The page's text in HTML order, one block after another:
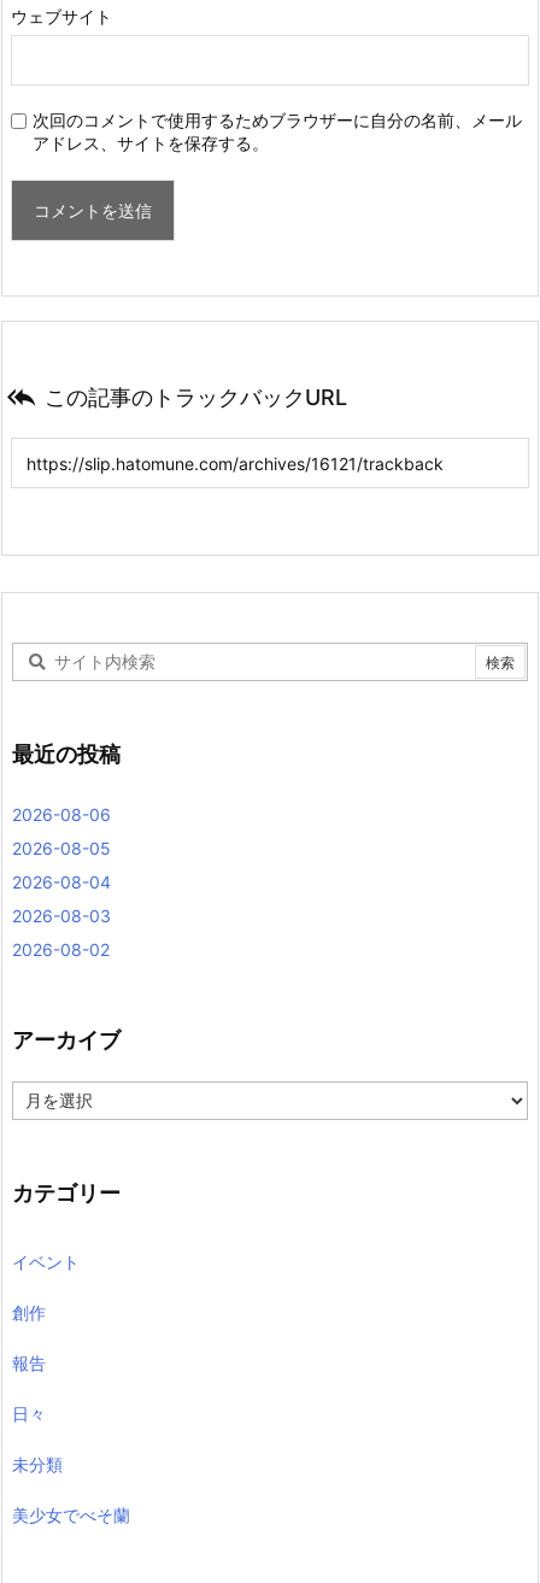
ウェブサイト
次回のコメントで使用するためブラウザーに自分の名前、メール
アドレス、サイトを保存する。
 この記事のトラックバックURL
最近の投稿
2026-08-06
2026-08-05
2026-08-04
2026-08-03
2026-08-02
アーカイブ
ー
ブ
カテゴリー
イベント
創作
報告
日々
未分類
美少女でべそ蘭